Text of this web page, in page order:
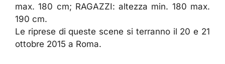
max. 180 cm; RAGAZZI: altezza min. 180 max.
190 cm.
Le riprese di queste scene si terranno il 20 e 21
ottobre 2015 a Roma.